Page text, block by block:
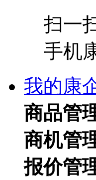
扫一
手机
我的康
商品管
商机管
报价管